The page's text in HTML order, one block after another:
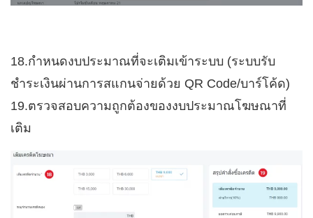
18.กำหนดงบประมาณที่จะเติมเข้าระบบ (ระบบรับ
ชำระเงินผ่านการสแกนจ่ายด้วย QR Code/บาร์โค้ด)
19.ตรวจสอบความถูกต้องของงบประมาณโฆษณาที่
เติม